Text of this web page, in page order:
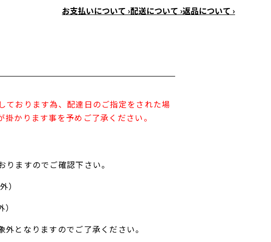
お支払いについて ›配送について ›返品について ›
おります為、配達日のご指定をされた場
かります事を予めご了承ください。
ますのでご確認下さい。
）
となりますのでご了承ください。